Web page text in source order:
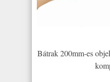
Bátrak 200mm-es